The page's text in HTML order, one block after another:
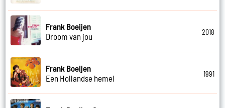
Frank Boeijen
Droom van jou
2018
Frank Boeijen
Een Hollandse hemel
1991